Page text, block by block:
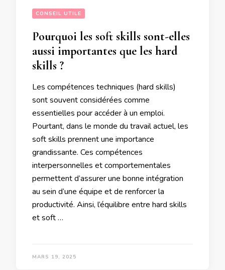
CONSEIL UTILE
Pourquoi les soft skills sont-elles
aussi importantes que les hard
skills ?
Les compétences techniques (hard skills)
sont souvent considérées comme
essentielles pour accéder à un emploi.
Pourtant, dans le monde du travail actuel, les
soft skills prennent une importance
grandissante. Ces compétences
interpersonnelles et comportementales
permettent d’assurer une bonne intégration
au sein d’une équipe et de renforcer la
productivité. Ainsi, l’équilibre entre hard skills
et soft …
MARS 19, 2025